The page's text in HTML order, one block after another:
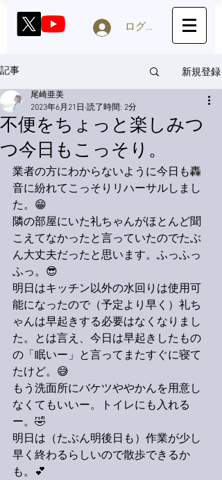
ログイン
記事 新規登録
不便をちょっと楽しみつ
つ今日もこっそり。
尾崎亜美
2023年6月21日 読了時間: 2分
業者の方にわからないように今日も轟
音に紛れてこっそりリハーサルしまし
た。😁
隣の部屋にいた礼ちゃんがほとんど聞
こえてなかったと言っていたのでたぶ
ん大丈夫だったと思います。ふっふっ
ふっ。😎
明日はキッチン以外の水回りは使用可
能になったので（予定より早く）礼ち
ゃんは早起きする必要はなくなりまし
た。とは言え、今日は早起きしたもの
の「眠いー」と言ってまたすぐに寝て
たけど。😅
もう洗面所にバケツややかんを用意し
なくてもいいー。トイレにも入れる
ー。🤣
明日は（たぶん明後日も）作業が少し
早く終わるらしいので散歩できるか
も。💕